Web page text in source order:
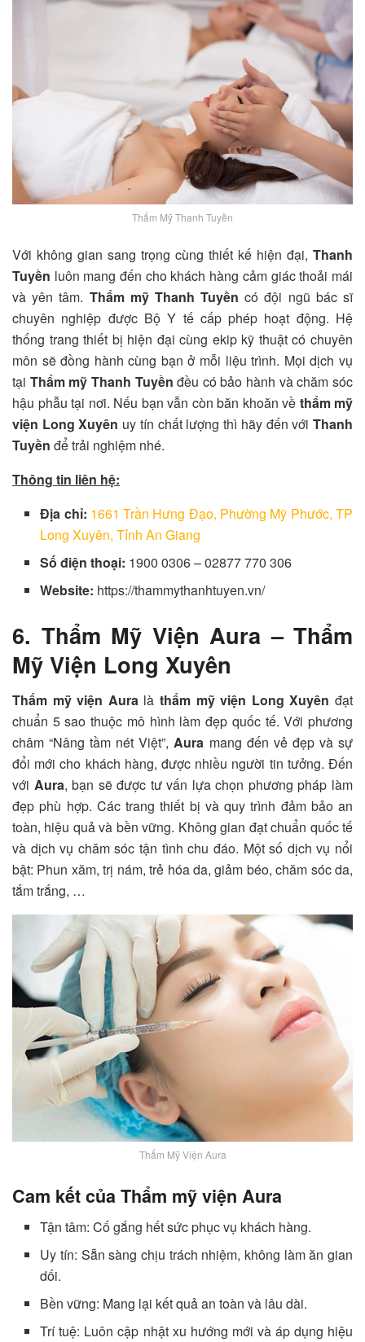
Thẩm Mỹ Thanh Tuyền
Với không gian sang trọng cùng thiết kế hiện đại, Thanh
Tuyền luôn mang đến cho khách hàng cảm giác thoải mái
và yên tâm. Thẩm mỹ Thanh Tuyền có đội ngũ bác sĩ
chuyên nghiệp được Bộ Y tế cấp phép hoạt động. Hệ
thống trang thiết bị hiện đại cùng ekip kỹ thuật có chuyên
môn sẽ đồng hành cùng bạn ở mỗi liệu trình. Mọi dịch vụ
tại Thẩm mỹ Thanh Tuyền đều có bảo hành và chăm sóc
hậu phẫu tại nơi. Nếu bạn vẫn còn băn khoăn về thẩm mỹ
viện Long Xuyên uy tín chất lượng thì hãy đến vớiThanh
Tuyền để trải nghiệm nhé.
Thông tin liên hệ:
Địa chỉ: 1661 Trần Hưng Đạo, Phường Mỹ Phước, TP
Long Xuyên, Tỉnh An Giang
Số điện thoại: 1900 0306 – 02877 770 306
Website: https://thammythanhtuyen.vn/
6. Thẩm Mỹ Viện Aura – Thẩm
Mỹ Viện Long Xuyên
Thẩm mỹ viện Auralàthẩm mỹ viện Long Xuyênđạt
chuẩn 5 sao thuộc mô hình làm đẹp quốc tế. Với phương
châm “Nâng tầm nét Việt”,Aura mang đến vẻ đẹp và sự
đổi mới cho khách hàng, được nhiều người tin tưởng. Đến
với Aura, bạn sẽ được tư vấn lựa chọn phương pháp làm
đẹp phù hợp. Các trang thiết bị và quy trình đảm bảo an
toàn, hiệu quả và bền vững. Không gian đạt chuẩn quốc tế
và dịch vụ chăm sóc tận tình chu đáo. Một số dịch vụ nổi
bật: Phun xăm, trị nám, trẻ hóa da, giảm béo, chăm sóc da,
tắm trắng, …
Thẩm Mỹ Viện Aura
Cam kết của Thẩm mỹ viện Aura
Tận tâm: Cố gắng hết sức phục vụ khách hàng.
Uy tín: Sẵn sàng chịu trách nhiệm, không làm ăn gian
dối.
Bền vững: Mang lại kết quả an toàn và lâu dài.
Trí tuệ: Luôn cập nhật xu hướng mới và áp dụng hiệu